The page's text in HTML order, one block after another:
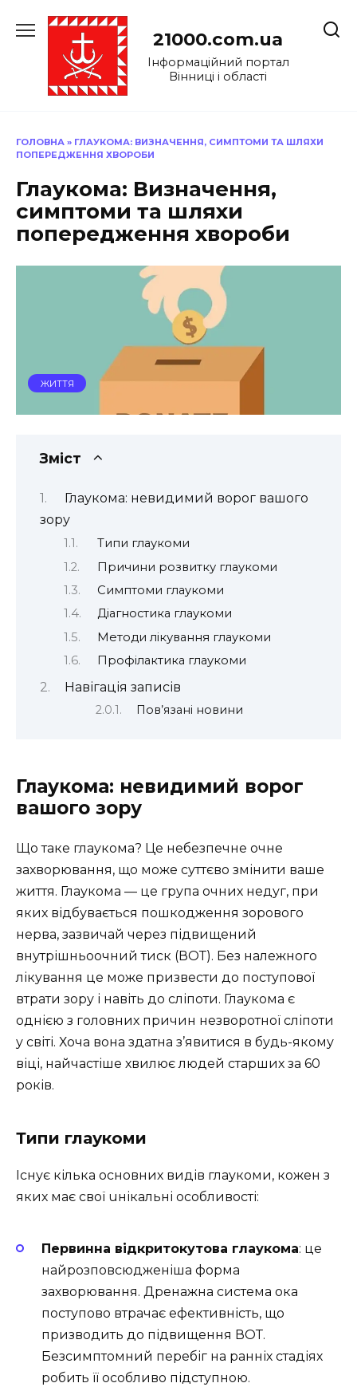
до
21000.com.ua
Інформаційний портал
Вінниці і області
ГОЛОВНА » ГЛАУКОМА: ВИЗНАЧЕННЯ, СИМПТОМИ ТА ШЛЯХИ
ПОПЕРЕДЖЕННЯ ХВОРОБИ
Глаукома: Визначення,
симптоми та шляхи
попередження хвороби
ЖИТТЯ
Зміст
Глаукома: невидимий ворог вашого
зору
Типи глаукоми
Причини розвитку глаукоми
Симптоми глаукоми
Діагностика глаукоми
Методи лікування глаукоми
Профілактика глаукоми
Навігація записів
Пов’язані новини
Глаукома: невидимий ворог
вашого зору
Що таке глаукома? Це небезпечне очне
захворювання, що може суттєво змінити ваше
життя. Глаукома — це група очних недуг, при
яких відбувається пошкодження зорового
нерва, зазвичай через підвищений
внутрішньоочний тиск (ВОТ). Без належного
лікування це може призвести до поступової
втрати зору і навіть до сліпоти. Глаукома є
однією з головних причин незворотної сліпоти
у світі. Хоча вона здатна з’явитися в будь-якому
віці, найчастіше хвилює людей старших за 60
років.
Типи глаукоми
Існує кілька основних видів глаукоми, кожен з
яких має свої uнікальні особливості:
Первинна відкритокутова глаукома: це
найрозповсюдженіша форма
захворювання. Дренажна система ока
поступово втрачає ефективність, що
призводить до підвищення ВОТ.
Безсимптомний перебіг на ранніх стадіях
робить її особливо підступною.